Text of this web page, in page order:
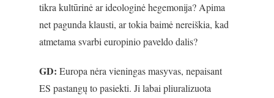
tikra kultūrinė ar ideologinė hegemonija? Apima
net pagunda klausti, ar tokia baimė nereiškia, kad
atmetama svarbi europinio paveldo dalis?
GD: Europa nėra vieningas masyvas, nepaisant
ES pastangų to pasiekti. Ji labai pliuralizuota